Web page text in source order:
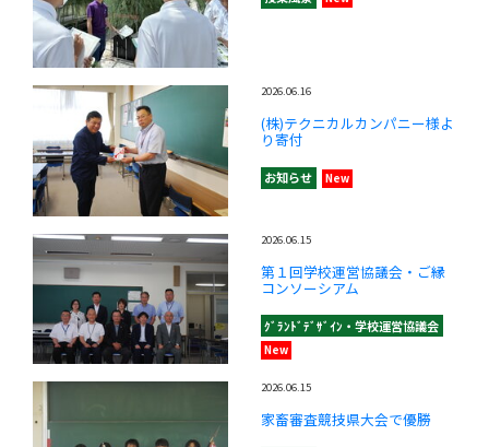
2026.06.16
(株)テクニカルカンパニー様よ
り寄付
お知らせ New
2026.06.15
第１回学校運営協議会・ご縁
コンソーシアム
ｸﾞﾗﾝﾄﾞﾃﾞｻﾞｲﾝ・学校運営協議会
New
2026.06.15
家畜審査競技県大会で優勝